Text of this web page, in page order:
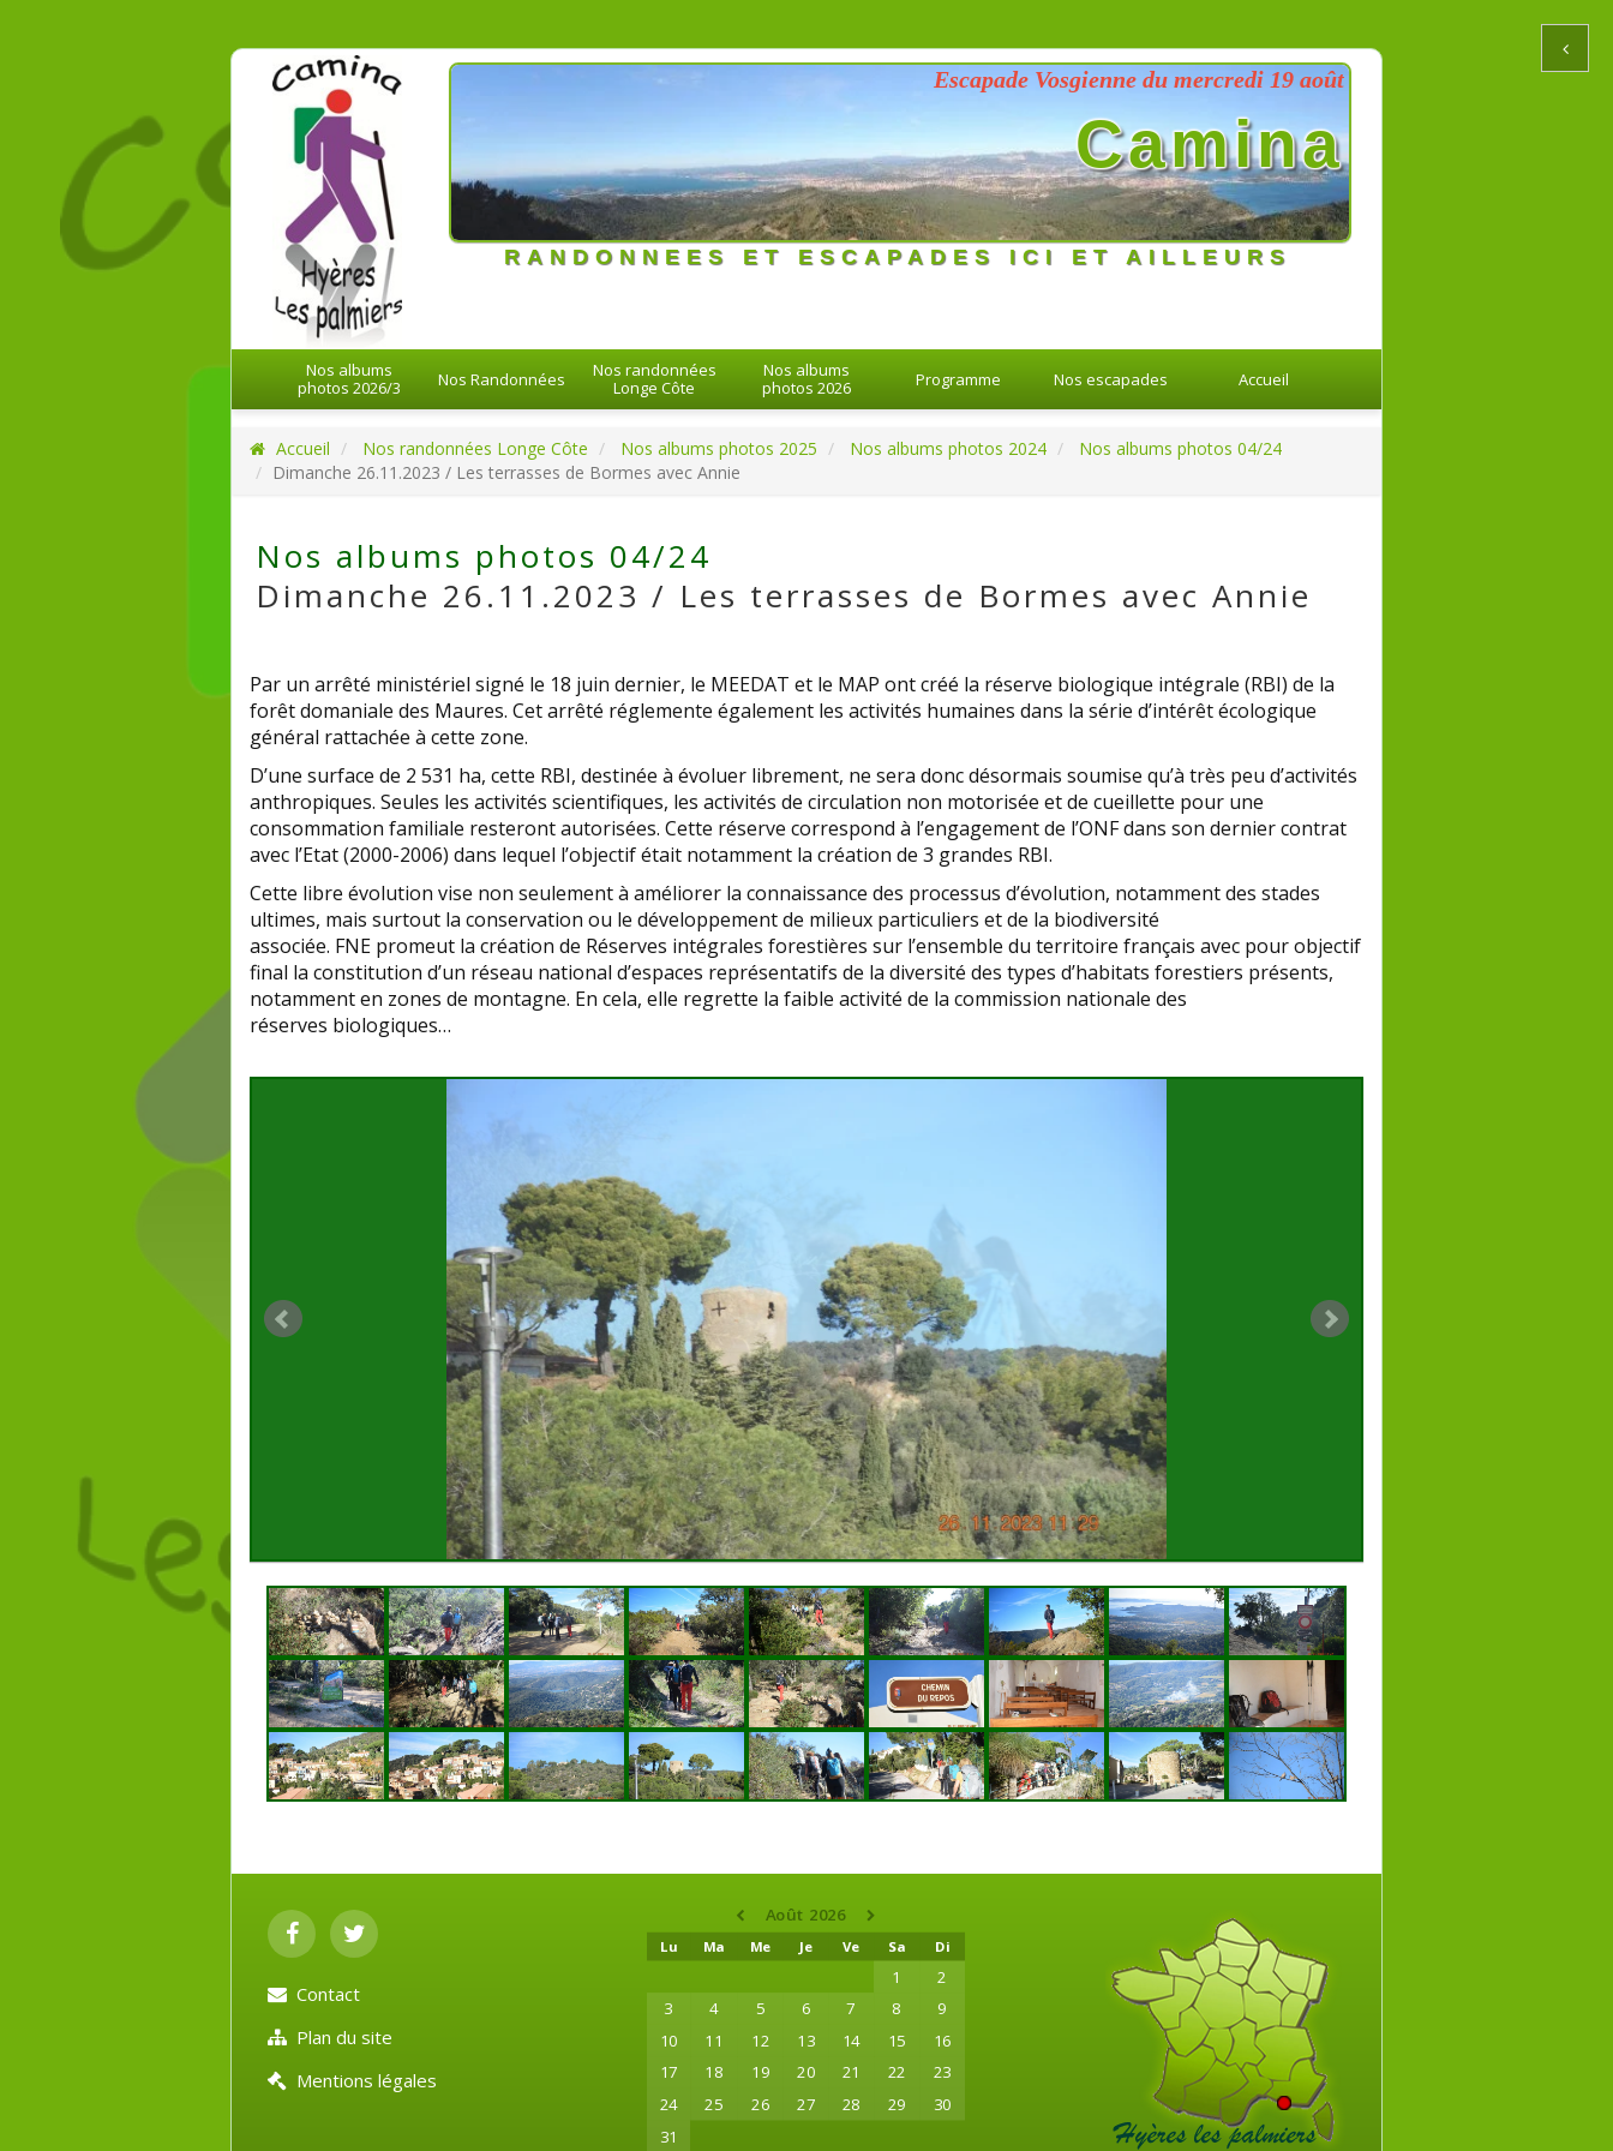
Escapade Vosgienne du mercredi 19 août 2026 au dimanche 23 août 2026
Camina
RANDONNEES ET ESCAPADES ICI ET AILLEURS
Nos albums
photos 2026/3
Nos Randonnées
Nos randonnées
Longe Côte
Nos albums
photos 2026
Programme Nos escapades Accueil
Accueil Nos randonnées Longe Côte Nos albums photos 2025 Nos albums photos 2024
Nos albums photos 04/24
Dimanche 26.11.2023 / Les terrasses de Bormes avec Annie
Nos albums photos 04/24
Dimanche 26.11.2023 / Les terrasses de Bormes avec Annie
Par un arrêté ministériel signé le 18 juin dernier, le MEEDAT et le MAP ont créé la réserve biologique intégrale (RBI) de la
forêt domaniale des Maures. Cet arrêté réglemente également les activités humaines dans la série d’intérêt écologique
général rattachée à cette zone.
D’une surface de 2 531 ha, cette RBI, destinée à évoluer librement, ne sera donc désormais soumise qu’à très peu d’activités
anthropiques. Seules les activités scientifiques, les activités de circulation non motorisée et de cueillette pour une
consommation familiale resteront autorisées. Cette réserve correspond à l’engagement de l’ONF dans son dernier contrat
avec l’Etat (2000-2006) dans lequel l’objectif était notamment la création de 3 grandes RBI.
Cette libre évolution vise non seulement à améliorer la connaissance des processus d’évolution, notamment des stades
ultimes, mais surtout la conservation ou le développement de milieux particuliers et de la biodiversité
associée. FNE promeut la création de Réserves intégrales forestières sur l’ensemble du territoire français avec pour objectif
final la constitution d’un réseau national d’espaces représentatifs de la diversité des types d’habitats forestiers présents,
notamment en zones de montagne. En cela, elle regrette la faible activité de la commission nationale des
réserves biologiques…
Contact
Plan du site
Mentions légales
Août 2026
Lu Ma Me Je Ve Sa Di
1
2
3
4 5 6 7 8 9
10 11 12 13 14 15
16
17
18 19 20 21 22
23
24
25 26 27 28 29 30
31